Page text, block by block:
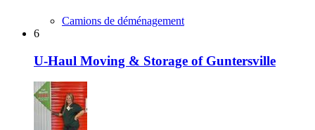
Camions de déménagement
6
U-Haul Moving & Storage of Guntersville